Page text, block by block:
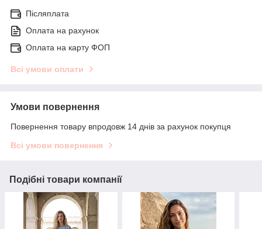
Післяплата
Оплата на рахунок
Оплата на карту ФОП
Всі умови оплати
Умови повернення
Повернення товару впродовж 14 днів за рахунок покупця
Всі умови повернення
Подібні товари компанії